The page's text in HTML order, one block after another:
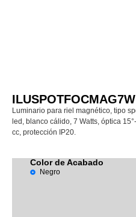
ILUSPOTFOCMAG7W
Luminario para riel magnético, tipo
led, blanco cálido, 7 Watts, óptica
cc, protección IP20.
Color de Acabado
Negro